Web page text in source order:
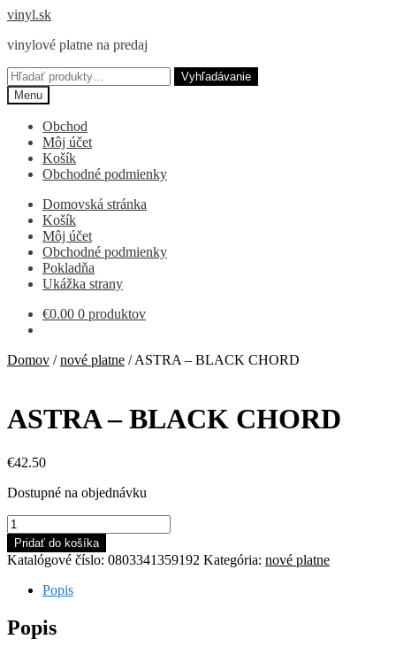
Preskočiť
navigáciu
Preskočiť
obsah
vinyl.sk
vinylové platne na predaj
Hľadať:
Vyhľadávanie
Menu
Obchod
Môj účet
Košík
Obchodné podmienky
Domovská stránka
Košík
Môj účet
Obchodné podmienky
Pokladňa
Ukážka strany
€0.00 0 produktov
Domov /nové platne /ASTRA – BLACK CHORD
ASTRA – BLACK CHORD
€42.50
Dostupné na objednávku
množstvo
ASTRA
-
BLACK
CHORD
Pridať do košíka
Katalógové číslo: 0803341359192 Kategória: nové platne
Popis
Popis